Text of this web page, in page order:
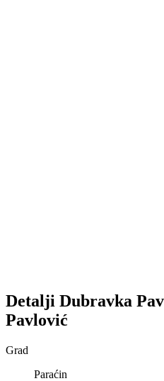
Detalji Dubravka
Pavlović
Grad
Paraćin